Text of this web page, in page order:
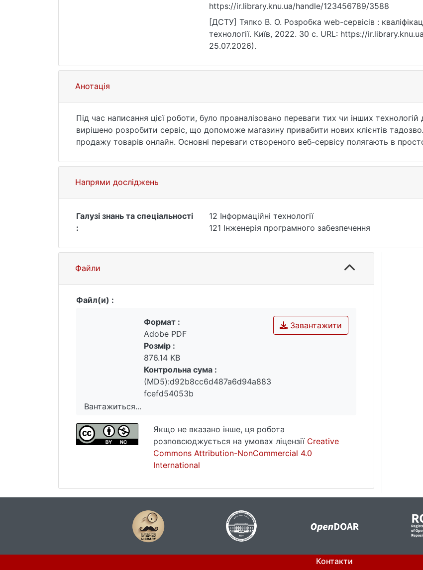
https://ir.library.knu.ua/handle/123456789/3588
[ДСТУ] Тяпко В. О. Розробка web-сервісів :
технології. Київ, 2022. 30 с. URL: https://
25.07.2026).
Анотація
Під час написання цієї роботи, було проаналізовано переваги тих чи інших
вирішено розробити сервіс, що допоможе магазину привабити нових клієнтів
продажу товарів онлайн. Основні переваги створеного веб-сервісу полягають в
модифікувати, наприклад додати логіку ведення інтересів користувачів та
Напрями досліджень
Галузі знань та спеціальності
:
12 Інформаційні технології
121 Інженерія програмного забезпечення
Файли
Файл(и) :
Вантажиться...
Вантажиться...
Завантажити
Формат :
Adobe PDF
Розмір :
876.14 KB
Контрольна сума :
(MD5):d92b8cc6d487a6d94a883
fcefd54053b
Якщо не вказано інше, ця робота
розповсюджується на умовах ліцензії Creative
Commons Attribution-NonCommercial 4.0
International
Контакти